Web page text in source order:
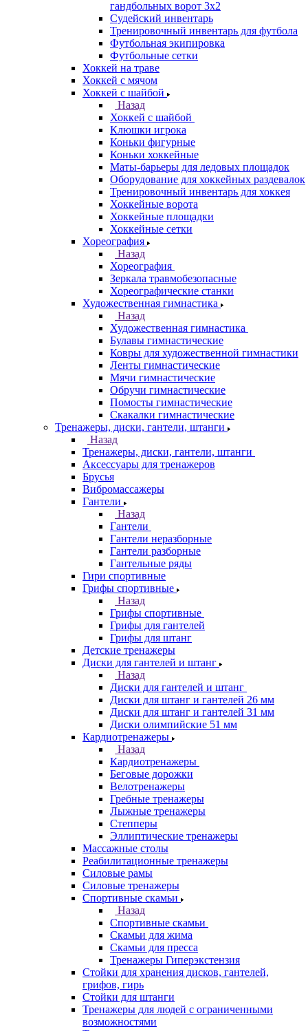
гандбольных ворот 3х2
Судейский инвентарь
Тренировочный инвентарь для футбола
Футбольная экипировка
Футбольные сетки
Хоккей на траве
Хоккей с мячом
Хоккей с шайбой
Назад
Хоккей с шайбой
Клюшки игрока
Коньки фигурные
Коньки хоккейные
Маты-барьеры для ледовых площадок
Оборудование для хоккейных раздевалок
Тренировочный инвентарь для хоккея
Хоккейные ворота
Хоккейные площадки
Хоккейные сетки
Хореография
Назад
Хореография
Зеркала травмобезопасные
Хореографические станки
Художественная гимнастика
Назад
Художественная гимнастика
Булавы гимнастические
Ковры для художественной гимнастики
Ленты гимнастические
Мячи гимнастические
Обручи гимнастические
Помосты гимнастические
Скакалки гимнастические
Тренажеры, диски, гантели, штанги
Назад
Тренажеры, диски, гантели, штанги
Аксессуары для тренажеров
Брусья
Вибромассажеры
Гантели
Назад
Гантели
Гантели неразборные
Гантели разборные
Гантельные ряды
Гири спортивные
Грифы спортивные
Назад
Грифы спортивные
Грифы для гантелей
Грифы для штанг
Детские тренажеры
Диски для гантелей и штанг
Назад
Диски для гантелей и штанг
Диски для штанг и гантелей 26 мм
Диски для штанг и гантелей 31 мм
Диски олимпийские 51 мм
Кардиотренажеры
Назад
Кардиотренажеры
Беговые дорожки
Велотренажеры
Гребные тренажеры
Лыжные тренажеры
Степперы
Эллиптические тренажеры
Массажные столы
Реабилитационные тренажеры
Силовые рамы
Силовые тренажеры
Спортивные скамьи
Назад
Спортивные скамьи
Скамьи для жима
Скамьи для пресса
Тренажеры Гиперэкстензия
Стойки для хранения дисков, гантелей,
грифов, гирь
Стойки для штанги
Тренажеры для людей с ограниченными
возможностями